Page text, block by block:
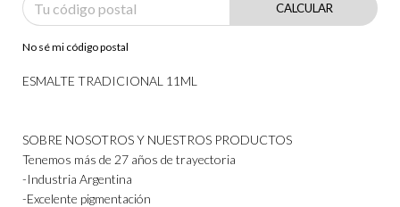
CALCULAR
No sé mi código postal
ESMALTE TRADICIONAL 11ML
SOBRE NOSOTROS Y NUESTROS PRODUCTOS
Tenemos más de 27 años de trayectoria
-Industria Argentina
-Excelente pigmentación